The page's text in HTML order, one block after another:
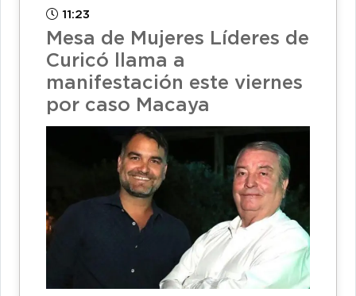
11:23
Mesa de Mujeres Líderes de
Curicó llama a
manifestación este viernes
por caso Macaya